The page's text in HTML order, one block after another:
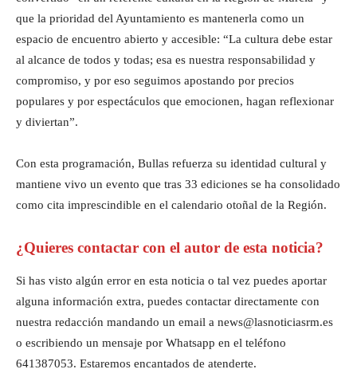
que la prioridad del Ayuntamiento es mantenerla como un
espacio de encuentro abierto y accesible: “La cultura debe estar
al alcance de todos y todas; esa es nuestra responsabilidad y
compromiso, y por eso seguimos apostando por precios
populares y por espectáculos que emocionen, hagan reflexionar
y diviertan”.
Con esta programación, Bullas refuerza su identidad cultural y
mantiene vivo un evento que tras 33 ediciones se ha consolidado
como cita imprescindible en el calendario otoñal de la Región.
¿Quieres contactar con el autor de esta noticia?
Si has visto algún error en esta noticia o tal vez puedes aportar
alguna información extra, puedes contactar directamente con
nuestra redacción mandando un email a news@lasnoticiasrm.es
o escribiendo un mensaje por Whatsapp en el teléfono
641387053. Estaremos encantados de atenderte.